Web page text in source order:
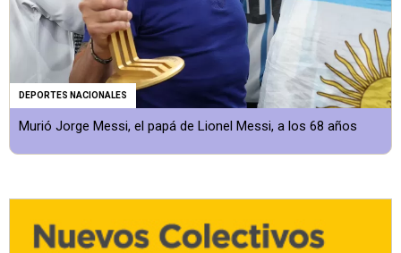
DEPORTES NACIONALES
Murió Jorge Messi, el papá de Lionel Messi, a los 68 años